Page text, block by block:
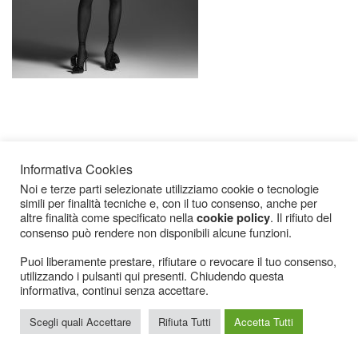
Icarius.com Copyright © 2000 - 2022 |Privacy Policy|Cookies Policy| Consenso
Cookies
Informativa Cookies
Noi e terze parti selezionate utilizziamo cookie o tecnologie
simili per finalità tecniche e, con il tuo consenso, anche per
altre finalità come specificato nellacookie policy. Il rifiuto del
consenso può rendere non disponibili alcune funzioni.
Puoi liberamente prestare, rifiutare o revocare il tuo consenso,
utilizzando i pulsanti qui presenti. Chiudendo questa
informativa, continui senza accettare.
Scegli quali Accettare Rifiuta Tutti Accetta Tutti